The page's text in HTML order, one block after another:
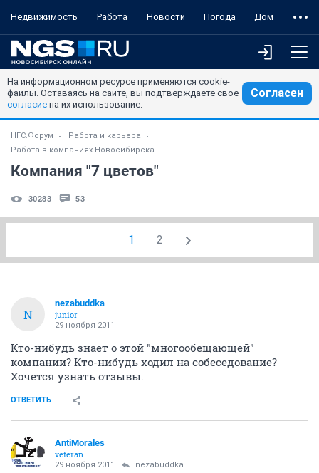
Недвижимость Работа Новости Погода Дом
На информационном ресурсе применяются cookie-
файлы. Оставаясь на сайте, вы подтверждаете свое
согласие на их использование.
Согласен
НГС.Форум
Работа и карьера
Работа в компаниях Новосибирска
Компания "7 цветов"
30283 53
1 2
N
nezabuddka
junior
29 ноября 2011
Кто-нибудь знает о этой "многообещающей"
компании? Кто-нибудь ходил на собеседование?
Хочется узнать отзывы.
ОТВЕТИТЬ
AntiMorales
veteran
29 ноября 2011 nezabuddka